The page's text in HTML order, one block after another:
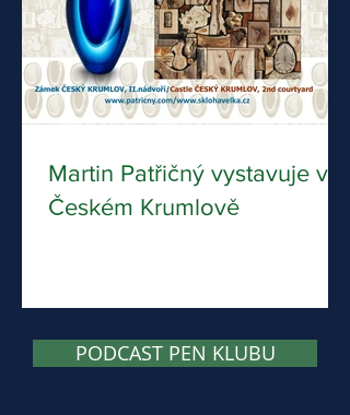
Martin Patřičný vystavuje v
Českém Krumlově
PODCAST PEN KLUBU